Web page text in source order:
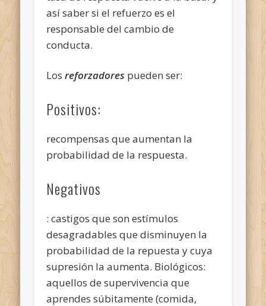
así saber si el refuerzo es el
responsable del cambio de
conducta.
Losreforzadores pueden ser:
Positivos:
recompensas que aumentan la
probabilidad de la respuesta.
Negativos
: castigos que son estímulos
desagradables que disminuyen la
probabilidad de la repuesta y cuya
supresión la aumenta. Biológicos:
aquellos de supervivencia que
aprendes súbitamente (comida,